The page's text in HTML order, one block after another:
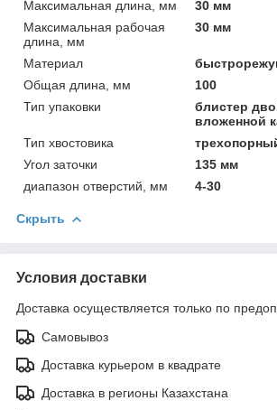
Максимальная длина, мм
30 мм
Максимальная рабочая
длина, мм
30 мм
Материал
Общая длина, мм
100
Тип упаковки
блистер
вложенной
Тип хвостовика
Угол заточки
135 мм
диапазон отверстий, мм
4-30
Скрыть
Условия доставки
Доставка осуществляется только по
Самовывоз
Доставка курьером в квадрате
Доставка в регионы Казахстана